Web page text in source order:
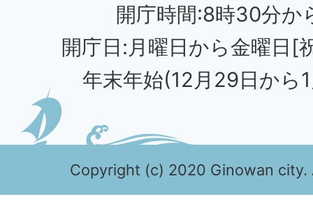
開庁時間:8時30分か
開庁日:月曜日から金曜日[
年末年始(12月29日から
Copyright (c) 2020 Ginowan city.